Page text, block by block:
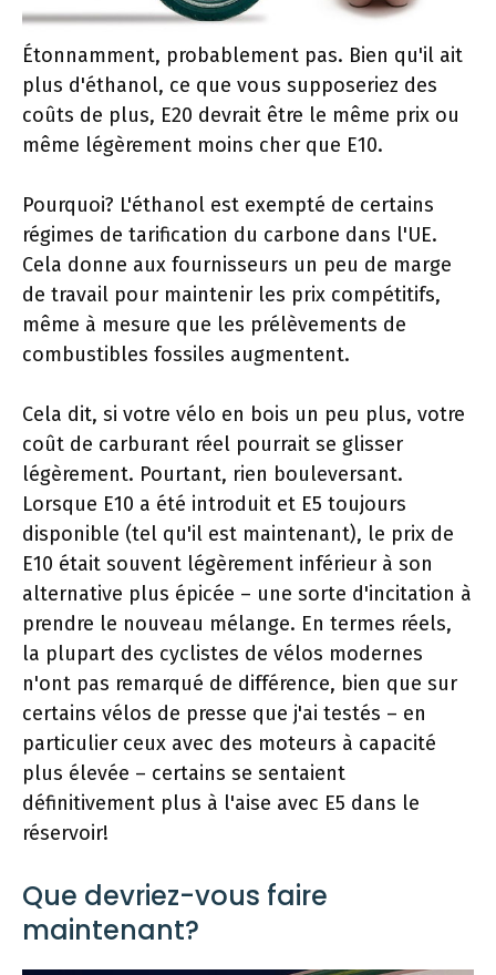
Étonnamment, probablement pas. Bien qu'il ait
plus d'éthanol, ce que vous supposeriez des
coûts de plus, E20 devrait être le même prix ou
même légèrement moins cher que E10.
Pourquoi? L'éthanol est exempté de certains
régimes de tarification du carbone dans l'UE.
Cela donne aux fournisseurs un peu de marge
de travail pour maintenir les prix compétitifs,
même à mesure que les prélèvements de
combustibles fossiles augmentent.
Cela dit, si votre vélo en bois un peu plus, votre
coût de carburant réel pourrait se glisser
légèrement. Pourtant, rien bouleversant.
Lorsque E10 a été introduit et E5 toujours
disponible (tel qu'il est maintenant), le prix de
E10 était souvent légèrement inférieur à son
alternative plus épicée – une sorte d'incitation à
prendre le nouveau mélange. En termes réels,
la plupart des cyclistes de vélos modernes
n'ont pas remarqué de différence, bien que sur
certains vélos de presse que j'ai testés – en
particulier ceux avec des moteurs à capacité
plus élevée – certains se sentaient
définitivement plus à l'aise avec E5 dans le
réservoir!
Que devriez-vous faire
maintenant?